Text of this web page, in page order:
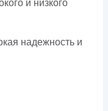
и низкого
надежность и